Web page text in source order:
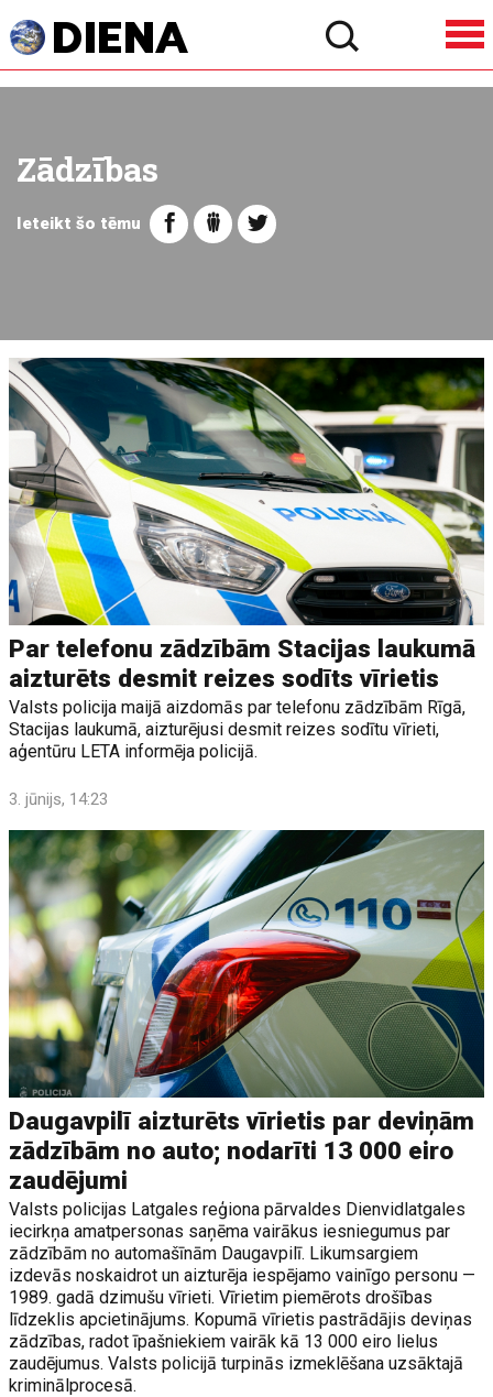
Zādzības
Ieteikt šo tēmu
Par telefonu zādzībām Stacijas laukumā
aizturēts desmit reizes sodīts vīrietis
Valsts policija maijā aizdomās par telefonu zādzībām Rīgā,
Stacijas laukumā, aizturējusi desmit reizes sodītu vīrieti,
aģentūru LETA informēja policijā.
3. jūnijs, 14:23
Daugavpilī aizturēts vīrietis par deviņām
zādzībām no auto; nodarīti 13 000 eiro
zaudējumi
Valsts policijas Latgales reģiona pārvaldes Dienvidlatgales
iecirkņa amatpersonas saņēma vairākus iesniegumus par
zādzībām no automašīnām Daugavpilī. Likumsargiem
izdevās noskaidrot un aizturēja iespējamo vainīgo personu —
1989. gadā dzimušu vīrieti. Vīrietim piemērots drošības
līdzeklis apcietinājums. Kopumā vīrietis pastrādājis deviņas
zādzības, radot īpašniekiem vairāk kā 13 000 eiro lielus
zaudējumus. Valsts policijā turpinās izmeklēšana uzsāktajā
kriminālprocesā.